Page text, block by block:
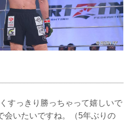
すっきり勝っちゃって嬉しいで
会いたいですね。（5年ぶりの